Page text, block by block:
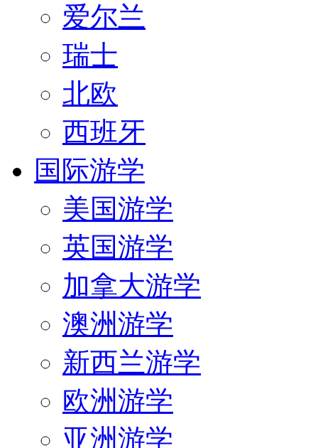
爱尔兰
瑞士
北欧
西班牙
国际游学
美国游学
英国游学
加拿大游学
澳洲游学
新西兰游学
欧洲游学
亚洲游学